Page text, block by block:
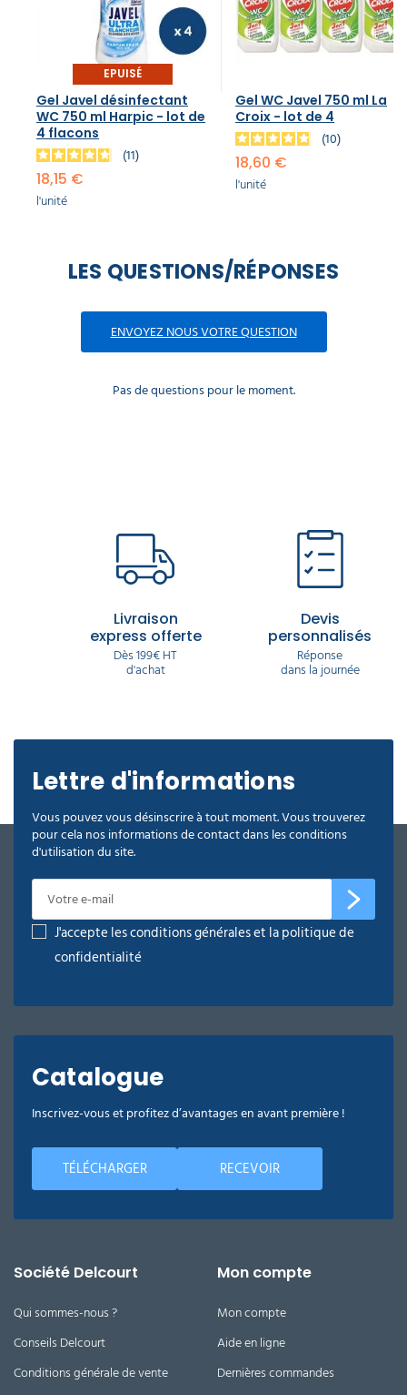
EPUISÉ
Gel Javel désinfectant
WC 750 ml Harpic - lot de
4 flacons
11
18,15 €
l'unité
Gel WC Javel 750 ml La
Croix - lot de 4
10
18,60 €
l'unité
LES QUESTIONS/RÉPONSES
ENVOYEZ NOUS VOTRE QUESTION
Pas de questions pour le moment.
Livraison
express offerte
Dès 199€ HT
d'achat
Devis
personnalisés
Réponse
dans la journée
Lettre d'informations
Vous pouvez vous désinscrire à tout moment. Vous trouverez
pour cela nos informations de contact dans les conditions
d'utilisation du site.
J'accepte les conditions générales et la politique de
confidentialité
Catalogue
Inscrivez-vous et profitez d’avantages en avant première !
TÉLÉCHARGER RECEVOIR
Société Delcourt
Qui sommes-nous ?
Conseils Delcourt
Conditions générale de vente
Mon compte
Mon compte
Aide en ligne
Dernières commandes